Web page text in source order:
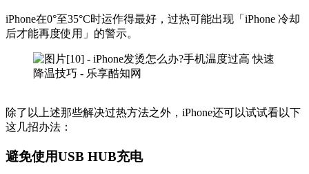
iPhone在0°至35°C时运作得最好，过热可能出现「iPhone 冷却
后才能再度使用」的警示。
除了以上述那些解决过热方法之外，iPhone还可以试试看以下
这几招办法：
避免使用USB HUB充电